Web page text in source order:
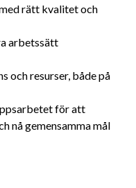
rätt kvalitet och
arbetssätt
och resurser, både på
för att
nå gemensamma mål